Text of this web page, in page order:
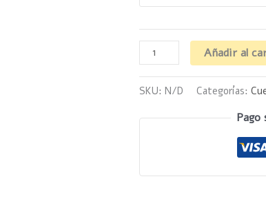
Añadir al
SKU: N/D Categorías:
Pago